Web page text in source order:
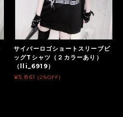
サイバーロゴショートスリーブビ
ッグTシャツ（２カラーあり）
（lli_6919）
¥5,861 (2%OFF)